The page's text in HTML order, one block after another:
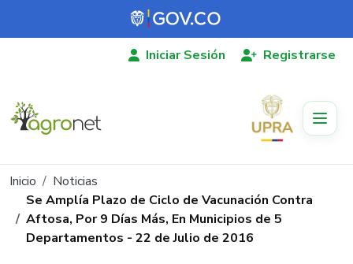
Pasar al contenido principal
Iniciar Sesión Registrarse
Ruta de navegación
Inicio
Noticias
Se Amplía Plazo de Ciclo de Vacunación Contra
Aftosa, Por 9 Días Más, En Municipios de 5
Departamentos - 22 de Julio de 2016